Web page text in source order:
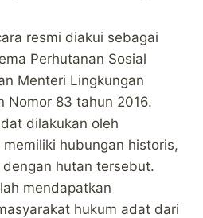
resmi diakui sebagai
Perhutanan Sosial
Menteri Lingkungan
Nomor 83 tahun 2016.
dilakukan oleh
hubungan historis,
hutan tersebut.
mendapatkan
hukum adat dari